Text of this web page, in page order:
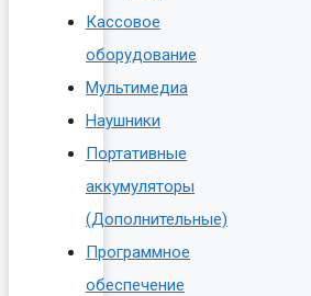
Кассовое
оборудование
Мультимедиа
Наушники
Портативные
аккумуляторы
(Дополнительные)
Программное
обеспечение